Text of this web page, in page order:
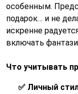
особенным.
подарок… и не
искренне
включать
Что учитывать
✅ Личный